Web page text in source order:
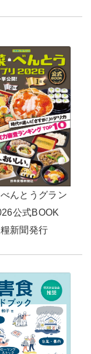
んとうグラン
公式BOOK
新聞発行